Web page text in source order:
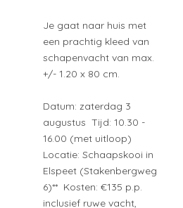
Je gaat naar huis met
een prachtig kleed van
schapenvacht van max.
+/- 1.20 x 80 cm.
Datum: zaterdag 3
augustus Tijd: 10.30 -
16.00 (met uitloop)
Locatie: Schaapskooi in
Elspeet (Stakenbergweg
6)** Kosten: €135 p.p.
inclusief ruwe vacht,